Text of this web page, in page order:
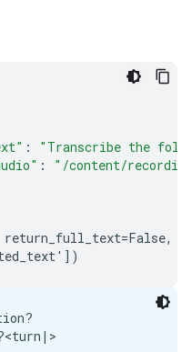
:
"Transcribe the
:
"/content/
return_full_text=False,
' ])